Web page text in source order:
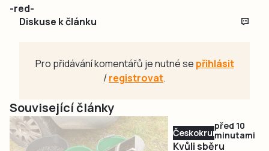
-red-
Diskuse k článku
Pro přidávání komentářů je nutné se přihlásit
/registrovat.
Související články
Českokrumlovsko
před 10
minutami
Kvůli sběru